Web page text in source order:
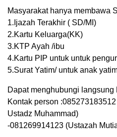
Masyarakat hanya membawa
1.Ijazah Terakhir ( SD/MI)
2.Kartu Keluarga(KK)
3.KTP Ayah /ibu
4.Kartu PIP untuk untuk
5.Surat Yatim/ untuk anak
Dapat menghubungi langsung
Kontak person
Ustadz Muhammad)
-081269914123 (Ustazah